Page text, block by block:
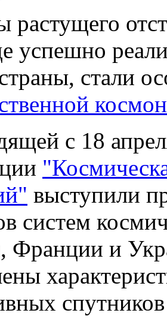
успешно
стали
с 18
выступили
систем
Франции и